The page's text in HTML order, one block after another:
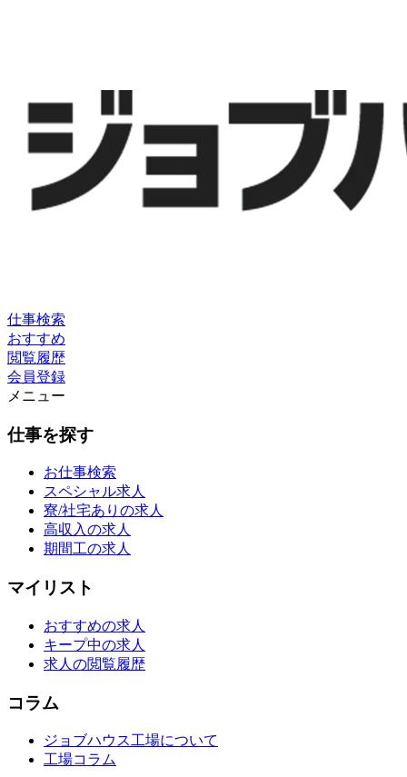
仕事検索
おすすめ
閲覧履歴
会員登録
メニュー
仕事を探す
お仕事検索
スペシャル求人
寮/社宅ありの求人
高収入の求人
期間工の求人
マイリスト
おすすめの求人
キープ中の求人
求人の閲覧履歴
コラム
ジョブハウス工場について
工場コラム